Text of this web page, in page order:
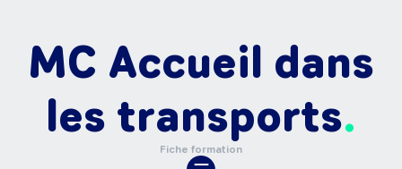
MC Accueil dans
les transports
Fiche formation